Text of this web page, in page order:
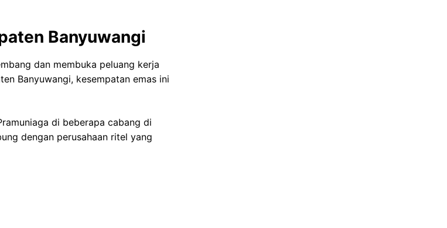
Banyuwangi
dan membuka peluang kerja
Banyuwangi, kesempatan emas ini
di beberapa cabang di
dengan perusahaan ritel yang